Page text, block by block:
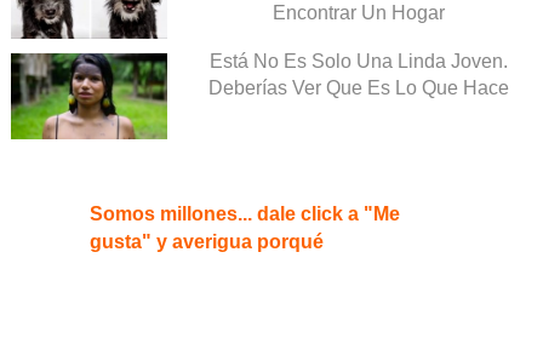
Encontrar Un Hogar
Está No Es Solo Una Linda Joven.
Deberías Ver Que Es Lo Que Hace
Somos millones... dale click a "Me
gusta" y averigua porqué